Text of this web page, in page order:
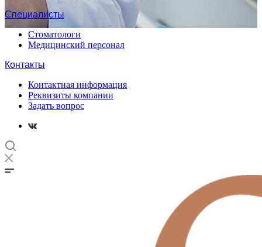
Специалисты
Стоматологи
Медицинский персонал
Контакты
Контактная информация
Реквизиты компании
Задать вопрос